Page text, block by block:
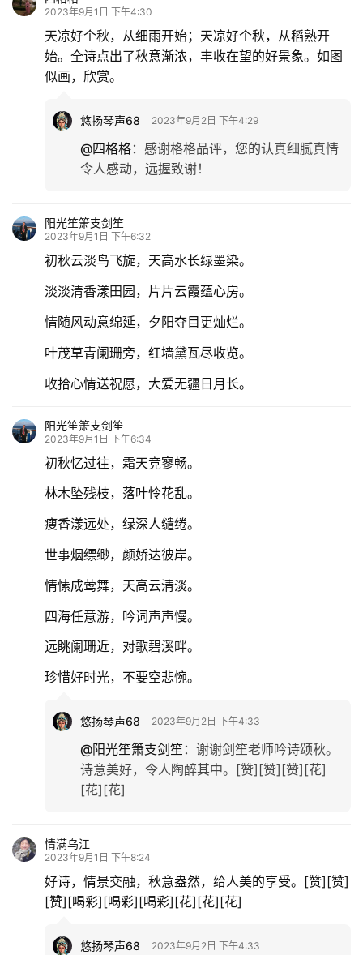
游
登录
2023年9月1日 下午4:30
天凉好个秋，从细雨开始；天凉好个秋，从稻熟开
始。全诗点出了秋意渐浓，丰收在望的好景象。如图
似画，欣赏。
悠扬琴声68 2023年9月2日 下午4:29
@四格格： 感谢格格品评，您的认真细腻真情
令人感动，远握致谢！
阳光笙箫支剑笙
2023年9月1日 下午6:32
初秋云淡鸟飞旋，天高水长绿墨染。
淡淡清香漾田园，片片云霞蕴心房。
情随风动意绵延，夕阳夺目更灿烂。
叶茂草青阑珊旁，红墙黛瓦尽收览。
收拾心情送祝愿，大爱无疆日月长。
阳光笙箫支剑笙
2023年9月1日 下午6:34
初秋忆过往，霜天竞寥畅。
林木坠残枝，落叶怜花乱。
瘦香漾远处，绿深人缱绻。
世事烟缥缈，颜娇达彼岸。
情愫成莺舞，天高云清淡。
四海任意游，吟词声声慢。
远眺阑珊近，对歌碧溪畔。
珍惜好时光，不要空悲惋。
悠扬琴声68 2023年9月2日 下午4:33
@阳光笙箫支剑笙 ： 谢谢剑笙老师吟诗颂秋。
诗意美好，令人陶醉其中。[赞][赞][赞][花]
[花][花]
情满乌江
2023年9月1日 下午8:24
好诗，情景交融，秋意盎然，给人美的享受。[赞][赞]
[赞][喝彩][喝彩][喝彩][花][花][花]
悠扬琴声68 2023年9月2日 下午4:33